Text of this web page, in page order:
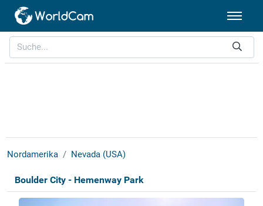
Nordamerika Nevada (USA)
Boulder City - Hemenway Park